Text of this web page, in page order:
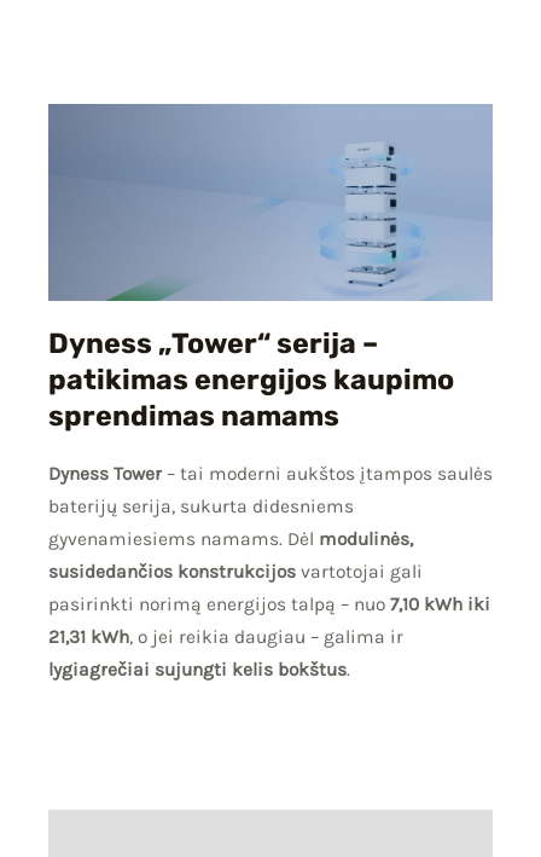
Dyness „Tower“ serija –
patikimas energijos kaupimo
sprendimas namams
Dyness Tower– tai moderni aukštos įtampos saulės
baterijų serija, sukurta didesniems
gyvenamiesiems namams. Dėl modulinės,
susidedančios konstrukcijos vartotojai gali
pasirinkti norimą energijos talpą – nuo 7,10 kWh iki
21,31 kWh, o jei reikia daugiau – galima ir
lygiagrečiai sujungti kelis bokštus.